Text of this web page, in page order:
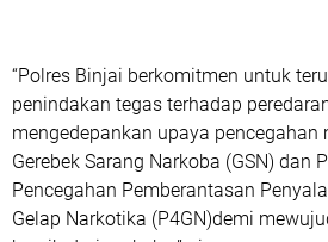
“Polres Binjai berkomitmen untuk
penindakan tegas terhadap
mengedepankan upaya pencegahan
Gerebek Sarang Narkoba (GSN) dan
Pencegahan Pemberantasan
Gelap Narkotika (P4GN)demi